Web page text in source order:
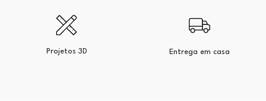
Projetos 3D Entrega em casa